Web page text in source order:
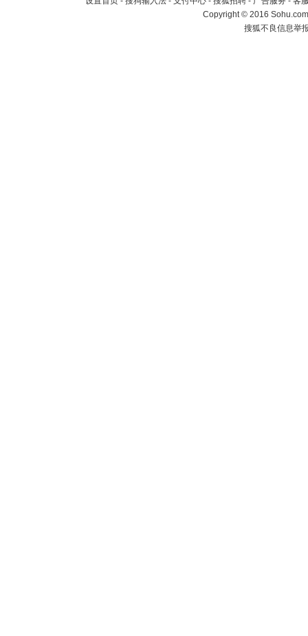
Copyright©2016
搜狐不良信息举